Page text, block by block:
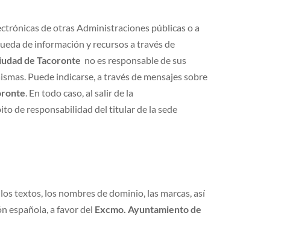
de otras Administraciones públicas o a
de información y recursos a través de
de Tacoronte no es responsable de sus
Puede indicarse, a través de mensajes sobre
. En todo caso, al salir de la
de responsabilidad del titular de la sede
textos, los nombres de dominio, las marcas, así
española, a favor del Excmo. Ayuntamiento de